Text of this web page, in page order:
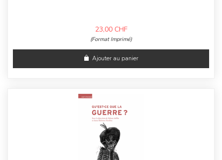
23,00 CHF
(Format Imprimé)
Ajouter au panier